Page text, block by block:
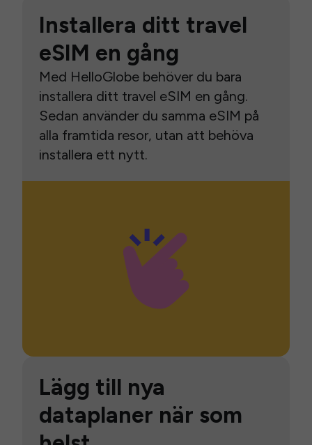
Installera ditt travel
eSIM en gång
Med HelloGlobe behöver du bara
installera ditt travel eSIM en gång.
Sedan använder du samma eSIM på
alla framtida resor, utan att behöva
installera ett nytt.
Lägg till nya
dataplaner när som